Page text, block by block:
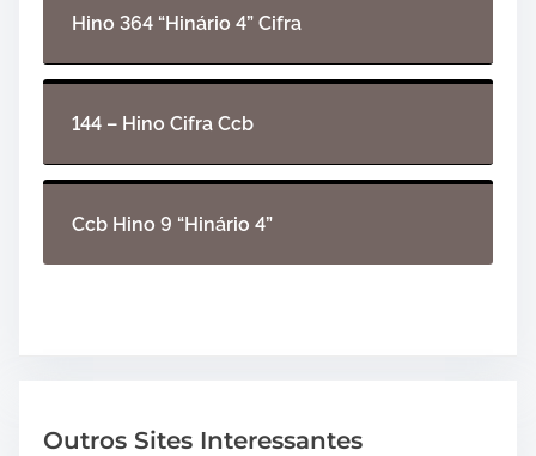
Hino 364 “Hinário 4” Cifra
144 – Hino Cifra Ccb
Ccb Hino 9 “Hinário 4”
Outros Sites Interessantes